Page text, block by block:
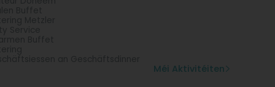
Méi Aktivitéiten